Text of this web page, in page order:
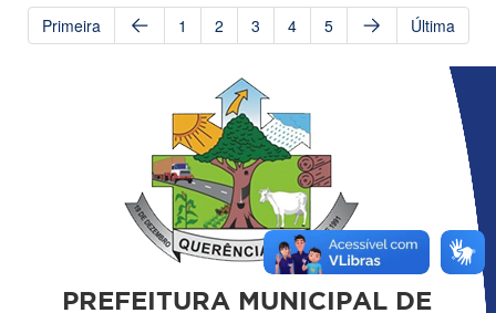
Primeira 1 2 3 4 5 Última
PREFEITURA MUNICIPAL DE